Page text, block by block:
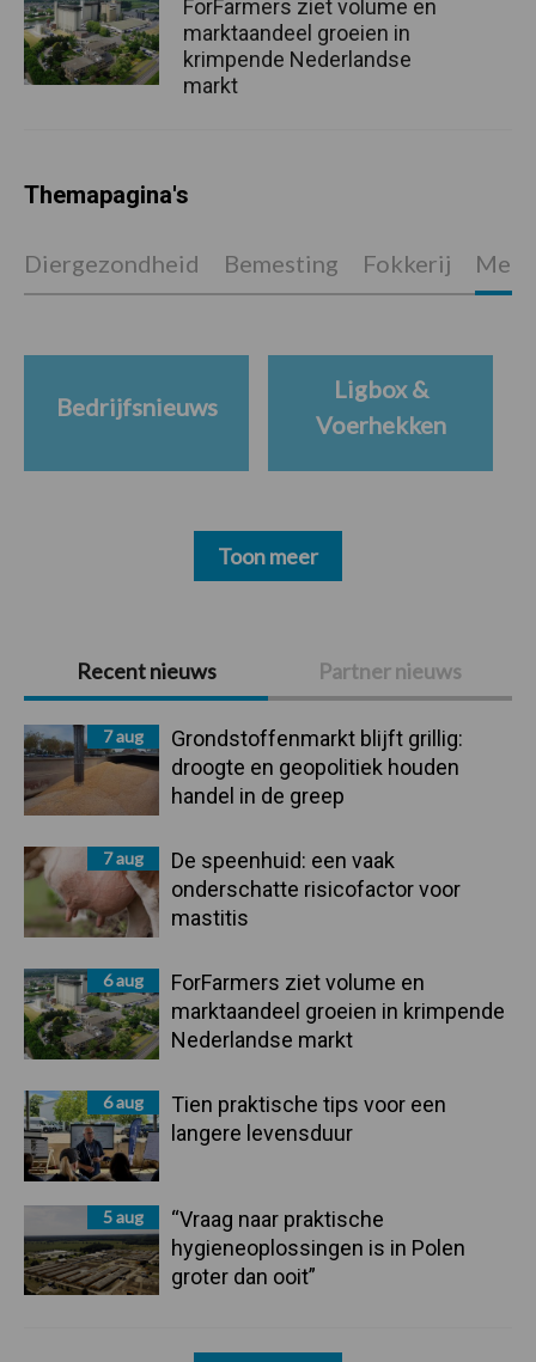
Primaire
Sidebar
Recent nieuws Partner nieuws
7 aug
Grondstoffenmarkt blijft grillig:
droogte en geopolitiek houden
handel in de greep
7 aug
De speenhuid: een vaak
onderschatte risicofactor voor
mastitis
6 aug
ForFarmers ziet volume en
marktaandeel groeien in krimpende
Nederlandse markt
6 aug
Tien praktische tips voor een
langere levensduur
5 aug
“Vraag naar praktische
hygieneoplossingen is in Polen
groter dan ooit”
ForFarmers ziet volume en
marktaandeel groeien in
krimpende Nederlandse
markt
Themapagina's
Diergezondheid Bemesting Fokkerij
Bedrijfsnieuws
Ligbox &
Voerhekken
Toon meer